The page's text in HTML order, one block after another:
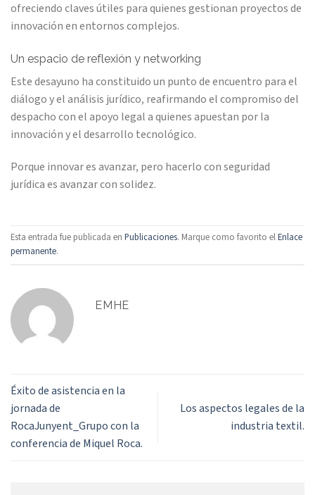
ofreciendo claves útiles para quienes gestionan proyectos de
innovación en entornos complejos.
Un espacio de reflexión y networking
Este desayuno ha constituido un punto de encuentro para el
diálogo y el análisis jurídico, reafirmando el compromiso del
despacho con el apoyo legal a quienes apuestan por la
innovación y el desarrollo tecnológico.
Porque innovar es avanzar, pero hacerlo con seguridad
jurídica es avanzar con solidez.
Esta entrada fue publicada en Publicaciones. Marque como favorito elEnlace
permanente.
EMHE
Éxito de asistencia en la
jornada de
RocaJunyent_Grupo con la
conferencia de Miquel Roca.
Los aspectos legales de la
industria textil.